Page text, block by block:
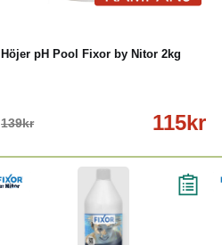
Höjer pH Pool Fixor by Nitor 2kg
139kr 115kr